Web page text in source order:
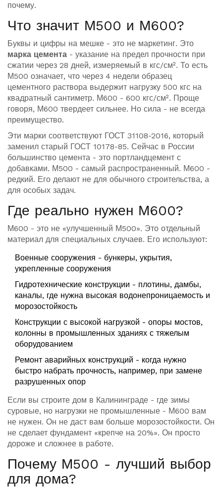
почему.
Что значит М500 и М600?
Буквы и цифры на мешке - это не маркетинг. Это
марка цемента - указание на предел прочности при
сжатии через 28 дней, измеряемый в кгс/см². То есть
М500 означает, что через 4 недели образец
цементного раствора выдержит нагрузку 500 кгс на
квадратный сантиметр. М600 - 600 кгс/см². Проще
говоря, М600 твердеет сильнее. Но сила - не всегда
преимущество.
Эти марки соответствуют ГОСТ 31108-2016, который
заменил старый ГОСТ 10178-85. Сейчас в России
большинство цемента - это портландцемент с
добавками. М500 - самый распространенный. М600 -
редкий. Его делают не для обычного строительства, а
для особых задач.
Где реально нужен М600?
М600 - это не «улучшенный М500». Это отдельный
материал для специальных случаев. Его используют:
Военные сооружения - бункеры, укрытия,
укрепленные сооружения
Гидротехнические конструкции - плотины, дамбы,
каналы, где нужна высокая водонепроницаемость и
морозостойкость
Конструкции с высокой нагрузкой - опоры мостов,
колонны в промышленных зданиях с тяжелым
оборудованием
Ремонт аварийных конструкций - когда нужно
быстро набрать прочность, например, при замене
разрушенных опор
Если вы строите дом в Калининграде - где зимы
суровые, но нагрузки не промышленные - М600 вам
не нужен. Он не даст вам больше морозостойкости. Он
не сделает фундамент «крепче на 20%». Он просто
дороже и сложнее в работе.
Почему М500 - лучший выбор
для дома?